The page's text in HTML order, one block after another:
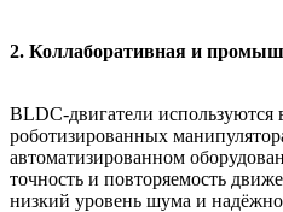
2. Коллаборативная и
BLDC-двигатели используются
роботизированных
автоматизированном
точность и повторяемость
низкий уровень шума и